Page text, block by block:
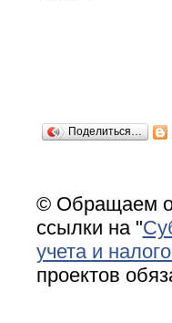
Поделиться…
© Обращаем
ссылки на "
учета и
проектов